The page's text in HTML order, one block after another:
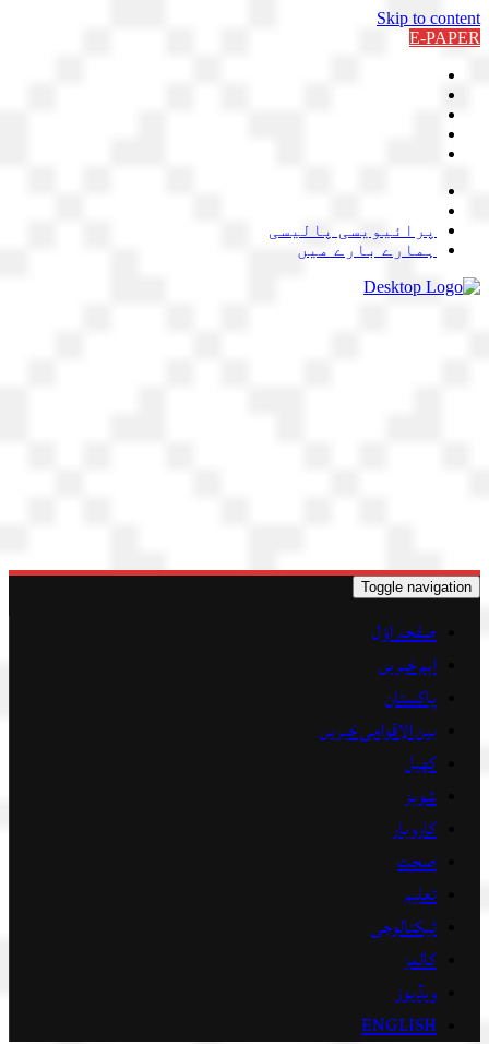
Skip to content
E-PAPER
پرائیویسی پالیسی
ہمارے بارے میں
Toggle navigation
صفحہ اوّل
اہم خبریں
پاکستان
بین الاقوامی خبریں
کھیل
شوبز
کاروبار
صحت
تعلیم
ٹیکنالوجی
کالمز
ویڈیوز
ENGLISH